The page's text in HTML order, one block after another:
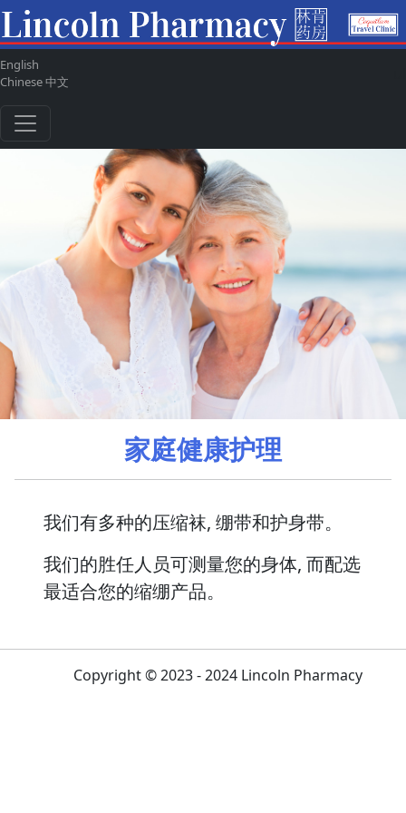
English
Chinese 中文
家庭健康护理
我们有多种的压缩袜, 绷带和护身带。
我们的胜任人员可测量您的身体, 而配选
最适合您的缩绷产品。
Copyright © 2023 - 2024 Lincoln Pharmacy